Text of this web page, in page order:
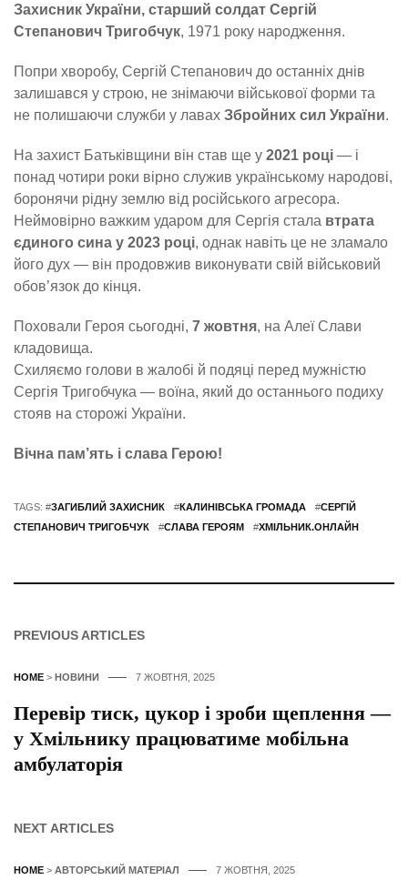
Захисник України, старший солдат Сергій
Степанович Тригобчук, 1971 року народження.
Попри хворобу, Сергій Степанович до останніх днів
залишався у строю, не знімаючи військової форми та
не полишаючи служби у лавах Збройних сил України.
На захист Батьківщини він став ще у 2021 році — і
понад чотири роки вірно служив українському народові,
боронячи рідну землю від російського агресора.
Неймовірно важким ударом для Сергія стала втрата
єдиного сина у 2023 році, однак навіть це не зламало
його дух — він продовжив виконувати свій військовий
обов’язок до кінця.
Поховали Героя сьогодні, 7 жовтня, на Алеї Слави
кладовища.
Схиляємо голови в жалобі й подяці перед мужністю
Сергія Тригобчука — воїна, який до останнього подиху
стояв на сторожі України.
Вічна пам’ять і слава Герою!
TAGS: #ЗАГИБЛИЙ ЗАХИСНИК #КАЛИНІВСЬКА ГРОМАДА #СЕРГІЙ
СТЕПАНОВИЧ ТРИГОБЧУК
#СЛАВА ГЕРОЯМ #ХМІЛЬНИК.ОНЛАЙН
PREVIOUS ARTICLES
HOME > НОВИНИ 7 ЖОВТНЯ, 2025
Перевір тиск, цукор і зроби щеплення —
у Хмільнику працюватиме мобільна
амбулаторія
NEXT ARTICLES
HOME > АВТОРСЬКИЙ МАТЕРІАЛ 7 ЖОВТНЯ, 2025